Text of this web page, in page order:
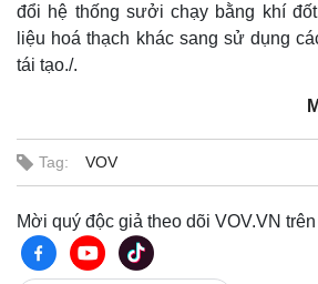
đổi hệ thống sưởi chạy bằng khí
liệu hoá thạch khác sang sử dụng
tái tạo./.
Tag: VOV
Mời quý độc giả theo dõi VOV.VN trên